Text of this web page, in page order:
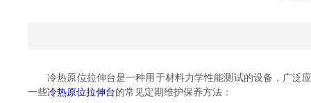
冷热原位拉伸台是一种用于材料力学性能测试的设备，广泛应
一些冷热原位拉伸台的常见定期维护保养方法：